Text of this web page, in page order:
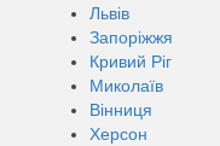
Львів
Запоріжжя
Кривий Ріг
Миколаїв
Вінниця
Херсон